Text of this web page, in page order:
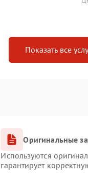
Показать все
Оригинальные
Используются
гарантирует